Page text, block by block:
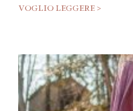
VOGLIO LEGGERE >